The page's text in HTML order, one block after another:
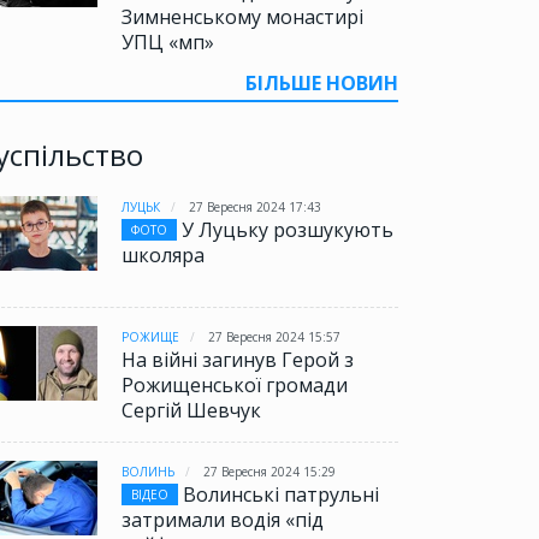
Зимненському монастирі
УПЦ «мп»
БІЛЬШЕ НОВИН
ЛУЦЬК
27 Вересня 2024 17:43
ФОТО
У Луцьку розшукують
школяра
РОЖИЩЕ 27 Вересня 2024 15:57
На війні загинув Герой з
Рожищенської громади
Сергій Шевчук
ВОЛИНЬ
27 Вересня 2024 15:29
ВІДЕО
Волинські патрульні
затримали водія «під